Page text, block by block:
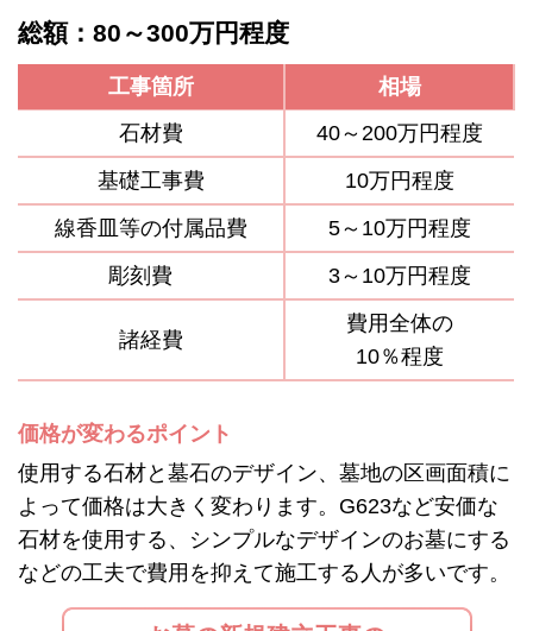
総額：80～300万円程度
工事箇所
相場
石材費
40～200万円程度
基礎工事費
10万円程度
線香皿等の付属品費
5～10万円程度
彫刻費
3～10万円程度
諸経費
費用全体の
10％程度
価格が変わるポイント
使用する石材と墓石のデザイン、墓地の区画面積に
よって価格は大きく変わります。G623など安価な
石材を使用する、シンプルなデザインのお墓にする
などの工夫で費用を抑えて施工する人が多いです。